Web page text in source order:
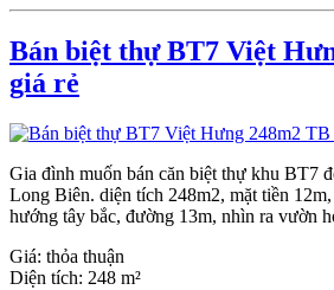
Bán biệt thự BT7 Việt
giá rẻ
Gia đình muốn bán căn biệt thự khu BT7
Long Biên. diện tích 248m2, mặt tiền
hướng tây bắc, đường 13m, nhìn ra vườn
Giá: thỏa thuận
Diện tích: 248 m²